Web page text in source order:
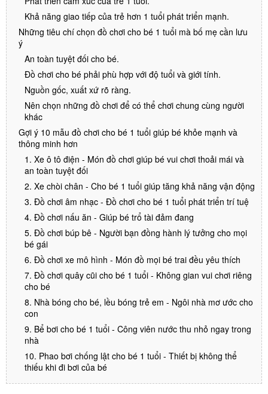
Khả năng giao tiếp của trẻ hơn 1 tuổi phát triển mạnh.
Những tiêu chí chọn đồ chơi cho bé 1 tuổi mà bố mẹ cần lưu
ý
An toàn tuyệt đối cho bé.
Đồ chơi cho bé phải phù hợp với độ tuổi và giới tính.
Nguồn gốc, xuất xứ rõ ràng.
Nên chọn những đồ chơi để có thể chơi chung cùng người
khác
Gợi ý 10 mẫu đồ chơi cho bé 1 tuổi giúp bé khỏe mạnh và
thông minh hơn
1. Xe ô tô điện - Món đồ chơi giúp bé vui chơi thoải mái và
an toàn tuyệt đối
2. Xe chòi chân - Cho bé 1 tuổi giúp tăng khả năng vận động
3. Đồ chơi âm nhạc - Đồ chơi cho bé 1 tuổi phát triển trí tuệ
4. Đồ chơi nấu ăn - Giúp bé trổ tài đảm đang
5. Đồ chơi búp bê - Người bạn đồng hành lý tưởng cho mọi
bé gái
6. Đồ chơi xe mô hình - Món đồ mọi bé trai đều yêu thích
7. Đồ chơi quây cũi cho bé 1 tuổi - Không gian vui chơi riêng
cho bé
8. Nhà bóng cho bé, lều bóng trẻ em - Ngôi nhà mơ ước cho
con
9. Bể bơi cho bé 1 tuổi - Công viên nước thu nhỏ ngay trong
nhà
10. Phao bơi chống lật cho bé 1 tuổi - Thiết bị không thể
thiếu khi đi bơi của bé